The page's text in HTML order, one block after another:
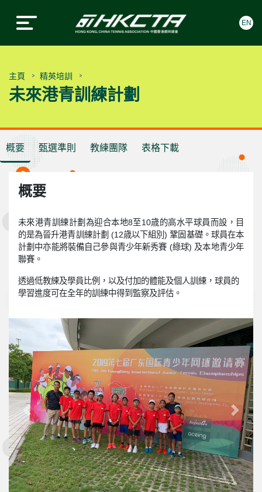
EN
主頁 精英培訓
未來港青訓練計劃
概要 甄選準則 教練團隊 表格下載
概要
未來港青訓練計劃為迎合本地8至10歳的高水平球員而設，目
的是為晉升港青訓練計劃 (12歳以下組別) 鞏固基礎。球員在本
計劃中亦能將裝備自己參與青少年新秀賽 (綠球) 及本地青少年
聯賽。
透過低教練及學員比例，以及付加的體能及個人訓練，球員的
學習進度可在全年的訓練中得到監察及評估。
Previous Next